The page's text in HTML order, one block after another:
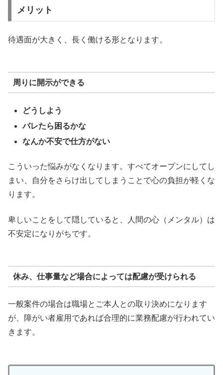
メリット
待遇面が大きく、長く働ける形となります。
周りに開示ができる
どうしよう
バレたら困るかな
なんか不安で仕方がない
こういった悩みがなくなります。すべてオープンにしてし
まい、自分をさらけ出してしまうことで心の負担が軽くな
ります。
卑しいことをして隠していると、人間の心（メンタル）は
不安定になりがちです。
休み、仕事量など場合によっては配慮が受けられる
一般案件の場合は職場とご本人との取り決めになります
が、障がい者雇用であれば合理的に業務配慮が行われてい
きます。